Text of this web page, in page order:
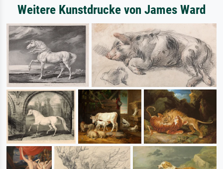
Weitere Kunstdrucke von James Ward